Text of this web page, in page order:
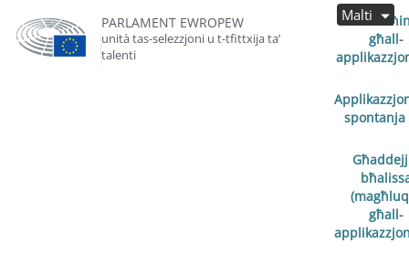
PARLAMENT EWROPEW
unità tas-selezzjoni u t-tfittxija ta’
talenti
għall-
spontanja
għall-
Malti